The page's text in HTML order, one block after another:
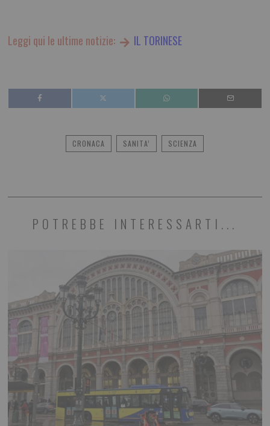
Leggi qui le ultime notizie: IL TORINESE
CRONACA SANITA’ SCIENZA
POTREBBE INTERESSARTI...